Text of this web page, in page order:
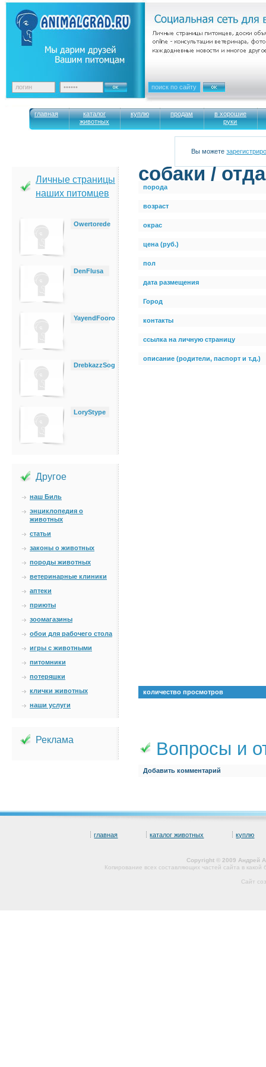
главная
каталог
животных
куплю продам
в хорошие
руки
Вы можете
Личные страницы
наших питомцев
Owertorede
DenFlusa
YayendFooro
DrebkazzSog
LoryStype
Другое
наш Биль
энциклопедия о
животных
статьи
законы о животных
породы животных
ветеринарные клиники
аптеки
приюты
зоомагазины
обои для рабочего стола
игры с животными
питомники
потеряшки
клички животных
наши услуги
Реклама
cобаки /
порода
возраст
окрас
цена (руб.)
пол
дата размещения
Город
контакты
ссылка на личную страницу
описание (родители, паспорт и т.д.)
количество просмотров
Вопросы и
Добавить комментарий
главная каталог животных куплю
Copyright © 2009 Андрей
Копирование всех составляющих частей сайта в
Сайт